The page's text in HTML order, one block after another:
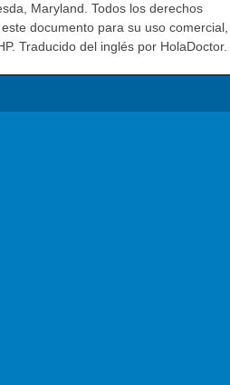
Maryland. Todos los derechos
documento para su uso comercial,
Traducido del inglés por HolaDoctor.